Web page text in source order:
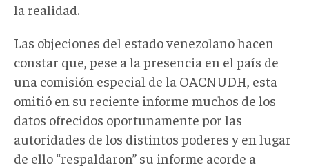
la realidad.
Las objeciones del estado venezolano hacen
constar que, pese a la presencia en el país de
una comisión especial de la OACNUDH, esta
omitió en su reciente informe muchos de los
datos ofrecidos oportunamente por las
autoridades de los distintos poderes y en lugar
de ello “respaldaron” su informe acorde a